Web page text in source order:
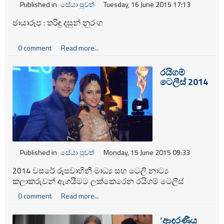
Published in සේයා පුවත් Tuesday, 16 June 2015 17:13
ඡායාරූප : තරිඳු දසුන් නුරංග
0 comment Read more...
රයිගම්
ටෙලීස් 2014
Published in සේයා පුවත් Monday, 15 June 2015 09:33
2014 වසරේ රූපවාහිනී මාධ්‍ය සහ ටෙලි නාට්‍ය
කලාකරුවන් ඇගයීමට ලක්කෙරෙන රයිගම් ටෙලීස්
සම්මාන උළෙල 11වන වරටත් පසුගියදා (12) නෙලුම්
පොකුණ රඟහලේදී පැවැත්වුණි.
0 comment Read more...
‘ආදරණීය